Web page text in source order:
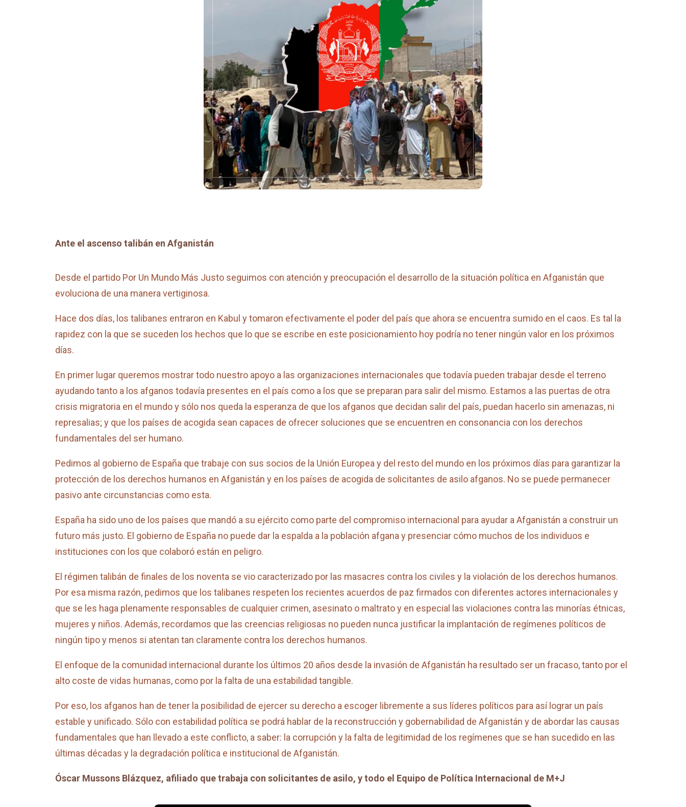
Ante el ascenso talibán en Afganistán
Desde el partido Por Un Mundo Más Justo seguimos con atención y preocupación el desarrollo de la situación política en Afganistán que
evoluciona de una manera vertiginosa.
Hace dos días, los talibanes entraron en Kabul y tomaron efectivamente el poder del país que ahora se encuentra sumido en el caos. Es tal la
rapidez con la que se suceden los hechos que lo que se escribe en este posicionamiento hoy podría no tener ningún valor en los próximos
días.
En primer lugar queremos mostrar todo nuestro apoyo a las organizaciones internacionales que todavía pueden trabajar desde el terreno
ayudando tanto a los afganos todavía presentes en el país como a los que se preparan para salir del mismo. Estamos a las puertas de otra
crisis migratoria en el mundo y sólo nos queda la esperanza de que los afganos que decidan salir del país, puedan hacerlo sin amenazas, ni
represalias; y que los países de acogida sean capaces de ofrecer soluciones que se encuentren en consonancia con los derechos
fundamentales del ser humano.
Pedimos al gobierno de España que trabaje con sus socios de la Unión Europea y del resto del mundo en los próximos días para garantizar la
protección de los derechos humanos en Afganistán y en los países de acogida de solicitantes de asilo afganos. No se puede permanecer
pasivo ante circunstancias como esta.
España ha sido uno de los países que mandó a su ejército como parte del compromiso internacional para ayudar a Afganistán a construir un
futuro más justo. El gobierno de España no puede dar la espalda a la población afgana y presenciar cómo muchos de los individuos e
instituciones con los que colaboró están en peligro.
El régimen talibán de finales de los noventa se vio caracterizado por las masacres contra los civiles y la violación de los derechos humanos.
Por esa misma razón, pedimos que los talibanes respeten los recientes acuerdos de paz firmados con diferentes actores internacionales y
que se les haga plenamente responsables de cualquier crimen, asesinato o maltrato y en especial las violaciones contra las minorías étnicas,
mujeres y niños. Además, recordamos que las creencias religiosas no pueden nunca justificar la implantación de regímenes políticos de
ningún tipo y menos si atentan tan claramente contra los derechos humanos.
El enfoque de la comunidad internacional durante los últimos 20 años desde la invasión de Afganistán ha resultado ser un fracaso, tanto por el
alto coste de vidas humanas, como por la falta de una estabilidad tangible.
Por eso, los afganos han de tener la posibilidad de ejercer su derecho a escoger libremente a sus líderes políticos para así lograr un país
estable y unificado. Sólo con estabilidad política se podrá hablar de la reconstrucción y gobernabilidad de Afganistán y de abordar las causas
fundamentales que han llevado a este conflicto, a saber: la corrupción y la falta de legitimidad de los regímenes que se han sucedido en las
últimas décadas y la degradación política e institucional de Afganistán.
Óscar Mussons Blázquez, afiliado que trabaja con solicitantes de asilo, y todo el Equipo de Política Internacional de M+J